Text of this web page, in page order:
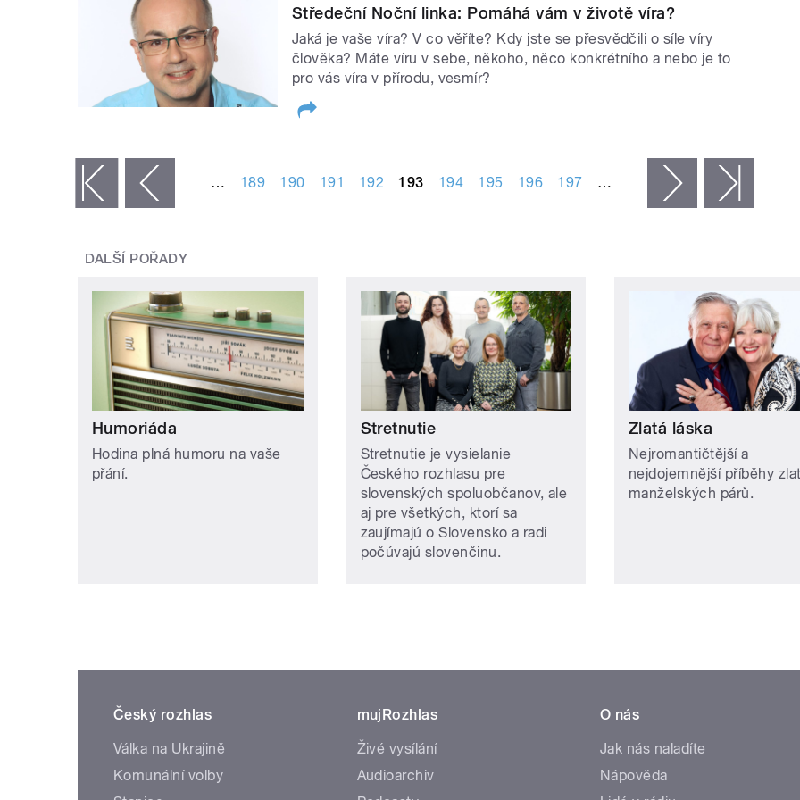
Středeční Noční linka: Pomáhá vám v životě víra?
Jaká je vaše víra? V co věříte? Kdy jste se přesvědčili o síle víry
člověka? Máte víru v sebe, někoho, něco konkrétního a nebo je to
pro vás víra v přírodu, vesmír?
‹ předchozí … 189 190 191 192 193 194 195 196 197 … následující ›
DALŠÍ POŘADY
Humoriáda
Hodina plná humoru na vaše
přání.
Stretnutie
Stretnutie je vysielanie
Českého rozhlasu pre
slovenských spoluobčanov, ale
aj pre všetkých, ktorí sa
zaujímajú o Slovensko a radi
počúvajú slovenčinu.
Zlatá láska
Nejromantičtější a
nejdojemnější příběhy
manželských párů.
Český rozhlas
Válka na Ukrajině
Komunální volby
mujRozhlas
Živé vysílání
Audioarchiv
O nás
Jak nás naladíte
Nápověda